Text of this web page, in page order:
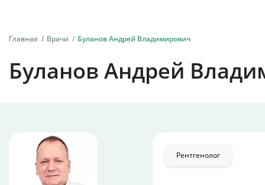
Главная Врачи Буланов Андрей Владимирович
Буланов Андрей
Рентгенолог